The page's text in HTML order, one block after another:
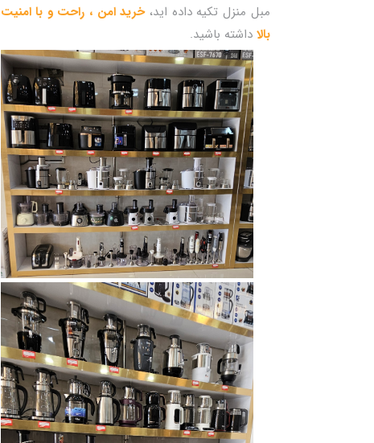
مبل منزل تکیه داده اید،خرید امن ، راحت و با امنیت
بالا داشته باشید.